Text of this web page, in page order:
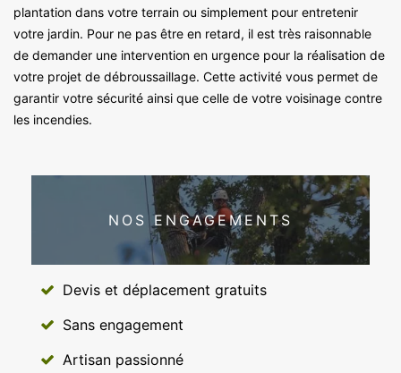
plantation dans votre terrain ou simplement pour entretenir
votre jardin. Pour ne pas être en retard, il est très raisonnable
de demander une intervention en urgence pour la réalisation de
votre projet de débroussaillage. Cette activité vous permet de
garantir votre sécurité ainsi que celle de votre voisinage contre
les incendies.
NOS ENGAGEMENTS
Devis et déplacement gratuits
Sans engagement
Artisan passionné